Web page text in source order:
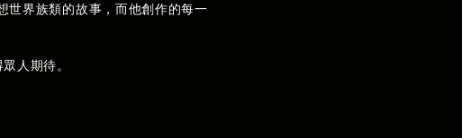
世界族類的故事，而他創作的每一
人期待。